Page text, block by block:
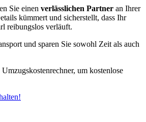
Sie einen verlässlichen Partner an Ihrer
kümmert und sicherstellt, dass Ihr
reibungslos verläuft.
und sparen Sie sowohl Zeit als auch
um kostenlose